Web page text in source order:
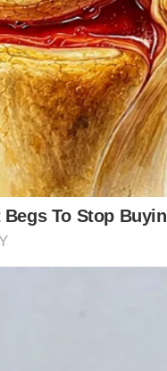
AO VIVO: Moraes
"Ou o Brasil prende
de um ex-aluno do
ainda persistem sobre